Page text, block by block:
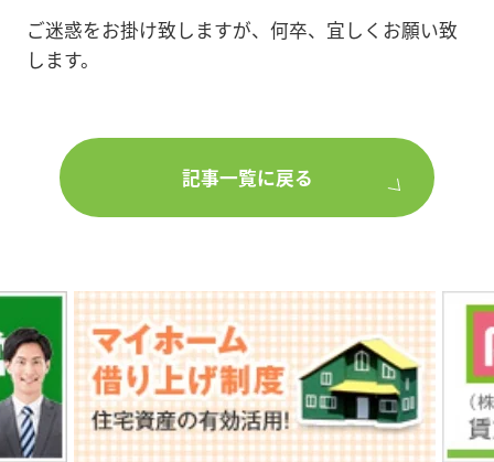
ご迷惑をお掛け致しますが、何卒、宜しくお願い致
します。
記事一覧に戻る